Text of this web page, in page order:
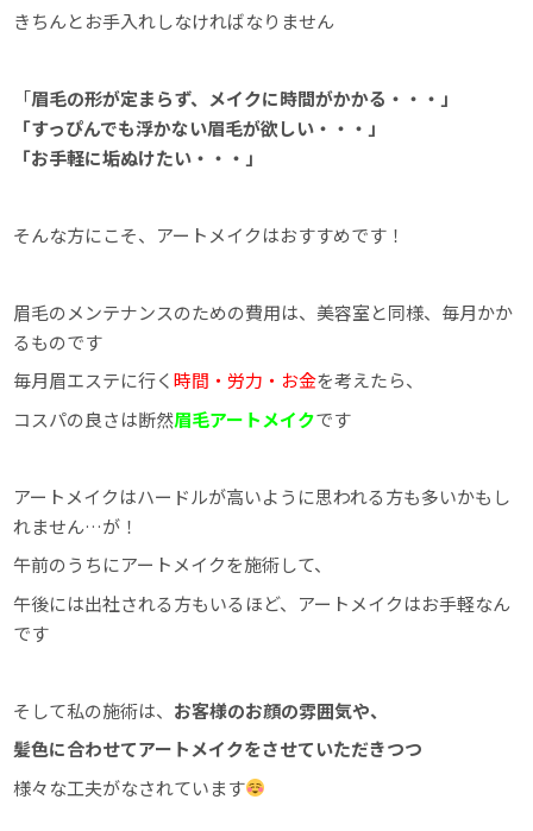
きちんとお手入れしなければなりません
「眉毛の形が定まらず、メイクに時間がかかる・・・」
「すっぴんでも浮かない眉毛が欲しい・・・」
「お手軽に垢ぬけたい・・・」
そんな方にこそ、アートメイクはおすすめです！
眉毛のメンテナンスのための費用は、美容室と同様、毎月かか
るものです
毎月眉エステに行く時間・労力・お金を考えたら、
コスパの良さは断然眉毛アートメイクです
アートメイクはハードルが高いように思われる方も多いかもし
れません…が！
午前のうちにアートメイクを施術して、
午後には出社される方もいるほど、アートメイクはお手軽なん
です
そして私の施術は、 お客様のお顔の雰囲気や、
髪色に合わせてアートメイクをさせていただきつつ
様々な工夫がなされています